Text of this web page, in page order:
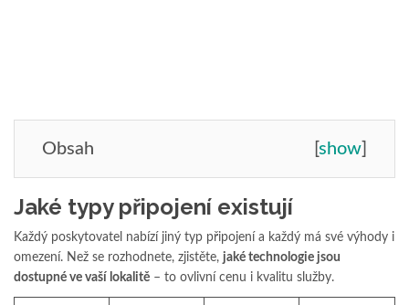
Obsah show
Jaké typy připojení existují
Každý poskytovatel nabízí jiný typ připojení a každý má své výhody i
omezení. Než se rozhodnete, zjistěte, jaké technologie jsou
dostupné ve vaší lokalitě – to ovlivní cenu i kvalitu služby.